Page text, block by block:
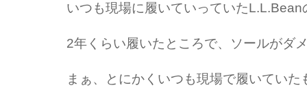
いつも現場に履いていっていたL.L.Bean
2年くらい履いたところで、ソールがダ
まぁ、とにかくいつも現場で履いてい